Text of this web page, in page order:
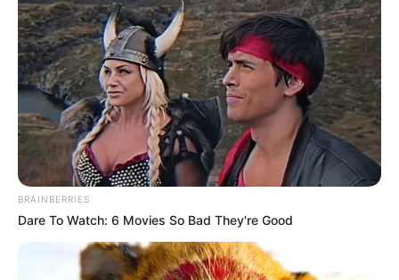
TEMAS DESTACADOS
EMERGENCIAS POR LLUVIAS
METRO DE MEDELLÍN
ELECCIONES PRESIDENCIALES
MARINILLA - ANTIOQUIA
EPM
YONDÓ - ANTIOQUIA
BRAINBERRIES
Dare To Watch: 6 Movies So Bad They're Good